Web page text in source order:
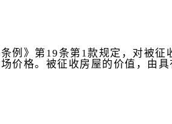
例》第19条第1款规定 ，对被征
价格。被征收房屋的价值，由